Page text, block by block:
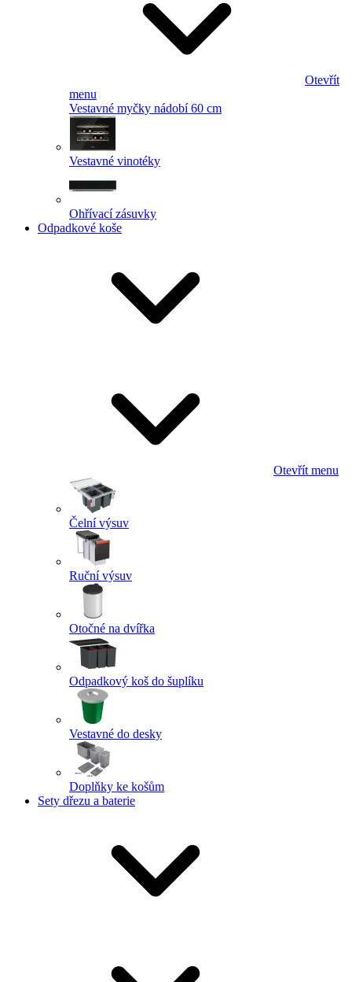
Otevřít
menu
Vestavné myčky nádobí 60 cm
Vestavné vinotéky
Ohřívací zásuvky
Odpadkové koše
Otevřít menu
Čelní výsuv
Ruční výsuv
Otočné na dvířka
Odpadkový koš do šuplíku
Vestavné do desky
Doplňky ke košům
Sety dřezu a baterie